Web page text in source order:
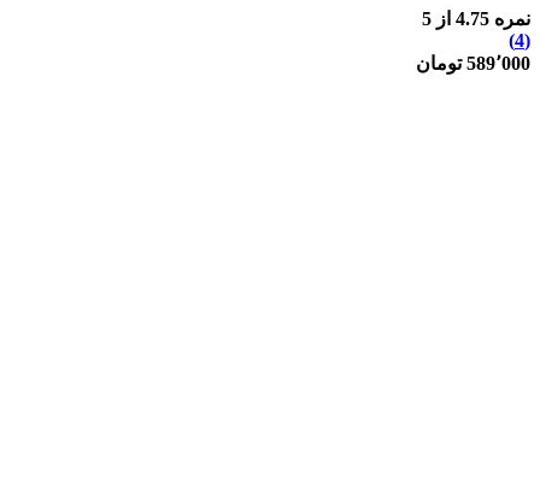
نمره 4.75 از 5
(4)
589٬000 تومان